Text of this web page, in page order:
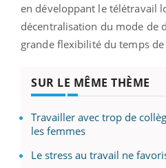
en développant le télétravail
décentralisation du mode de
grande flexibilité du temps
SUR LE MÊME THÈME
Travailler avec trop de
les femmes
Le stress au travail ne